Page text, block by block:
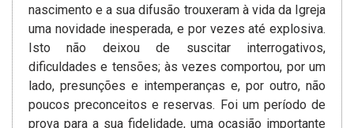
nascimento e a sua difusão trouxeram à vida da Igreja
uma novidade inesperada, e por vezes até explosiva.
Isto não deixou de suscitar interrogativos,
dificuldades e tensões; às vezes comportou, por um
lado, presunções e intemperanças e, por outro, não
poucos preconceitos e reservas. Foi um período de
prova para a sua fidelidade, uma ocasião importante